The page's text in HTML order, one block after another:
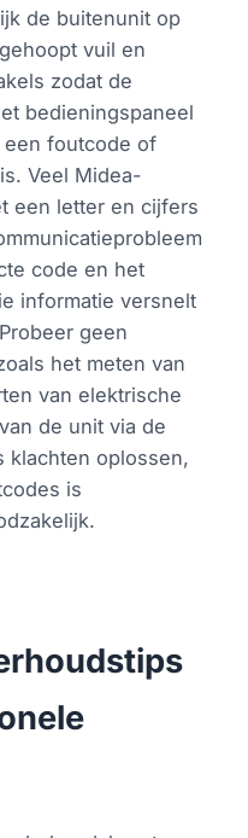
de buitenunit op
vuil en
zodat de
bedieningspaneel
foutcode of
Veel Midea-
een letter en cijfers
code en het
informatie versnelt
geen
het meten van
van elektrische
de unit via de
klachten oplossen,
is